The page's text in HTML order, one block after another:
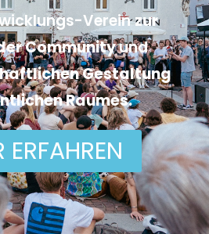
Vereinzur
Communityund
Gestaltung
Raumes.
ERFAHREN